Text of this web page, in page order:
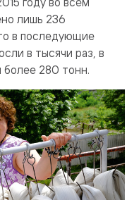
лишь 236
в последующие
в тысячи раз, в
более 280 тонн.